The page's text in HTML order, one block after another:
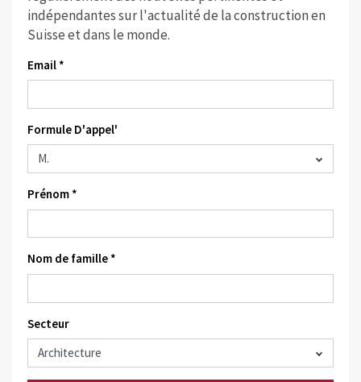
indépendantes sur l'actualité de la construction en
Suisse et dans le monde.
Email *
Formule D'appel'
Prénom *
Nom de famille *
Secteur